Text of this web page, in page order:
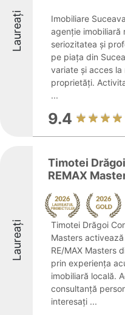
Laureați
Imobiliare
agenție imobiliară
seriozitatea și
pe piața din
variate și acces
proprietăți.
...
9.4
Laureați
Timotei
REMAX
Timotei Drăgoi
Masters
RE/MAX Masters
prin experiența
imobiliară locală.
consultanță
interesați ...